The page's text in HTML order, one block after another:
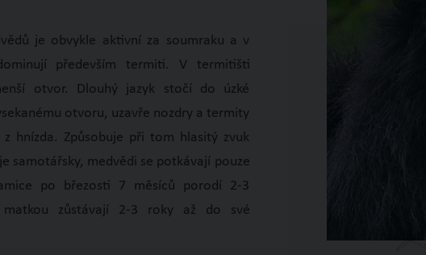
je obvykle aktivní za soumraku a v
především termiti. V termitišti
otvor. Dlouhý jazyk stočí do úzké
otvoru, uzavře nozdry a termity
hnízda. Způsobuje při tom hlasitý zvuk
samotářsky, medvědi se potkávají pouze
po březosti 7 měsíců porodí 2-3
zůstávají 2-3 roky až do své